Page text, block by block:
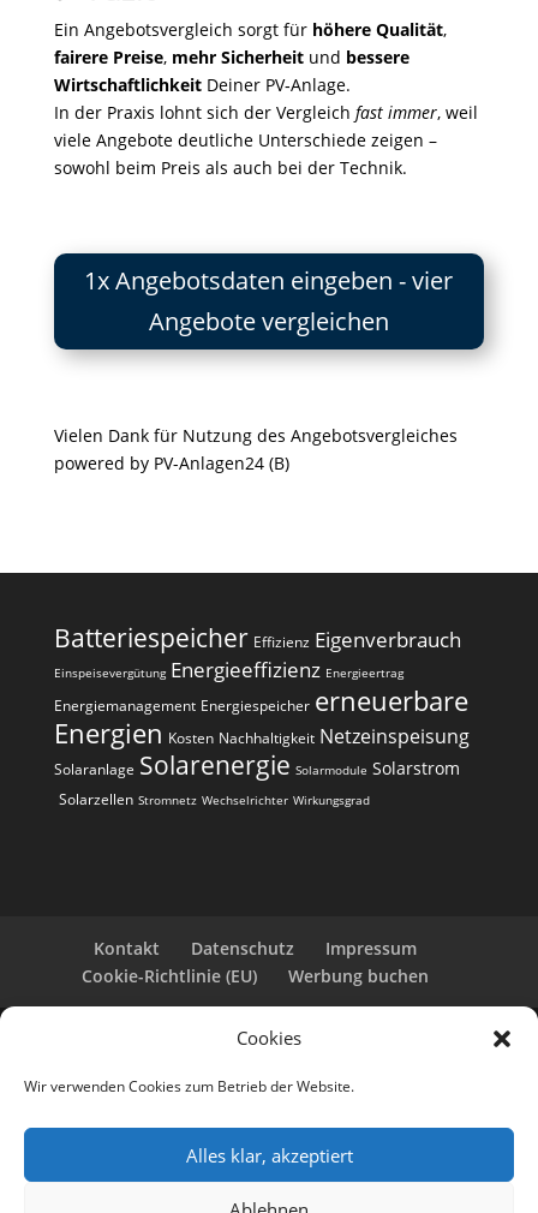
Cookies
Wir verwenden Cookies zum Betrieb der Website.
Alles klar, akzeptiert
Ein Angebotsvergleich sorgt für höhere Qualität,
fairere Preise, mehr Sicherheitund bessere
WirtschaftlichkeitDeiner PV‑Anlage.
In der Praxis lohnt sich der Vergleich fast immer, weil
viele Angebote deutliche Unterschiede zeigen –
sowohl beim Preis als auch bei der Technik.
1x Angebotsdaten eingeben - vier
Angebote vergleichen
Vielen Dank für Nutzung des Angebotsvergleiches
powered by PV-Anlagen24 (B)
Batteriespeicher Effizienz Eigenverbrauch
Einspeisevergütung Energieeffizienz Energieertrag
Energiemanagement Energiespeicher erneuerbare
Energien Kosten Nachhaltigkeit Netzeinspeisung
Solaranlage Solarenergie Solarmodule Solarstrom
Solarzellen Stromnetz Wechselrichter Wirkungsgrad
Kontakt Datenschutz
Impressum
Cookie-Richtlinie (EU)
Werbung buchen
Copyright 2025-2026 | Web24 Consulting AVO UG |
Webseite mit Infos rund um PV-Anlagen und einem
Wenn Sie bei den Werbepartnern ein Angebot
anfordern oder eine PV-Anlage bestellen, erhalten
wir ggf. eine Werbevergütung vom jeweiligen